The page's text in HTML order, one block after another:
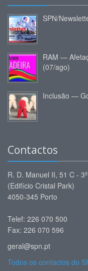
SPN/
RAM —
(07/ago)
Inclusão —
Contactos
R. D. Manuel II, 51 C - 3º
(Edifício Cristal Park)
4050-345 Porto
Telef: 226 070 500
Fax: 226 070 596
geral@spn.pt
Todos os contactos do